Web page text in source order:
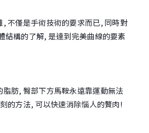
, 不僅是手術技術的要求而已, 同時對
結構的了解, 是達到完美曲線的要素
肪, 臀部下方馬鞍永遠靠運動無法
的方法, 可以快速消除惱人的贅肉!